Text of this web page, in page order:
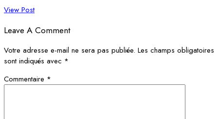
View Post
Leave A Comment
Votre adresse e-mail ne sera pas publiée. Les champs obligatoires
sont indiqués avec *
Commentaire *